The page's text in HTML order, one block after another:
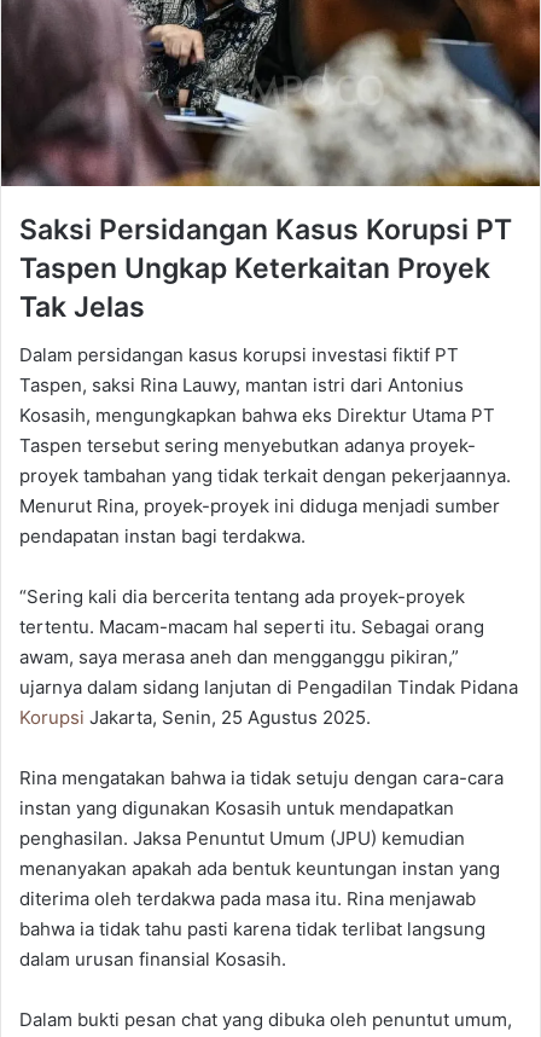
Saksi Persidangan Kasus Korupsi PT
Taspen Ungkap Keterkaitan Proyek
Tak Jelas
Dalam persidangan kasus korupsi investasi fiktif PT
Taspen, saksi Rina Lauwy, mantan istri dari Antonius
Kosasih, mengungkapkan bahwa eks Direktur Utama PT
Taspen tersebut sering menyebutkan adanya proyek-
proyek tambahan yang tidak terkait dengan pekerjaannya.
Menurut Rina, proyek-proyek ini diduga menjadi sumber
pendapatan instan bagi terdakwa.
“Sering kali dia bercerita tentang ada proyek-proyek
tertentu. Macam-macam hal seperti itu. Sebagai orang
awam, saya merasa aneh dan mengganggu pikiran,”
ujarnya dalam sidang lanjutan di Pengadilan Tindak Pidana
Korupsi Jakarta, Senin, 25 Agustus 2025.
Rina mengatakan bahwa ia tidak setuju dengan cara-cara
instan yang digunakan Kosasih untuk mendapatkan
penghasilan. Jaksa Penuntut Umum (JPU) kemudian
menanyakan apakah ada bentuk keuntungan instan yang
diterima oleh terdakwa pada masa itu. Rina menjawab
bahwa ia tidak tahu pasti karena tidak terlibat langsung
dalam urusan finansial Kosasih.
Dalam bukti pesan chat yang dibuka oleh penuntut umum,